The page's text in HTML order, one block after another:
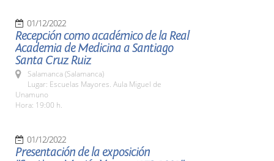
01/12/2022
Recepción como académico de la Real
Academia de Medicina a Santiago
Santa Cruz Ruiz
Salamanca (Salamanca)
Lugar: Escuelas Mayores. Aula Miguel de
Unamuno
Hora: 19:00 h.
01/12/2022
Presentación de la exposición